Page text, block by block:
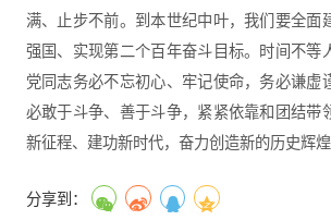
满、止步不前。到本世纪中叶，我们要全面
强国、实现第二个百年奋斗目标。时间不等
党同志务必不忘初心、牢记使命，务必谦虚
必敢于斗争、善于斗争，紧紧依靠和团结带
新征程、建功新时代，奋力创造新的历史辉煌
分享到：